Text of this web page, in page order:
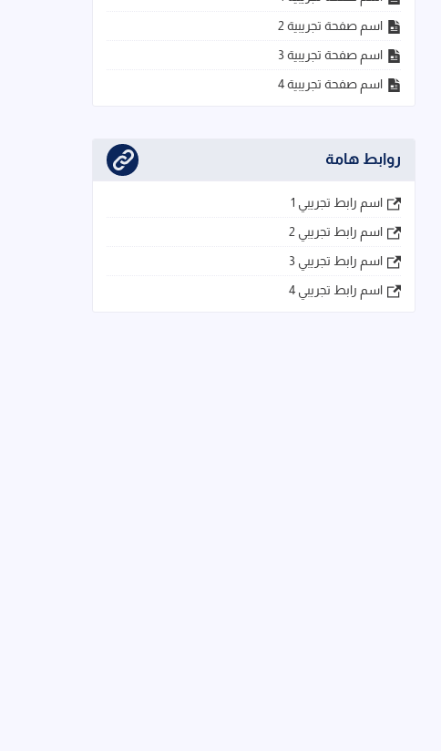
اسم صفحة تجريبية 2
اسم صفحة تجريبية 3
اسم صفحة تجريبية 4
روابط هامة
اسم رابط تجريبي 1
اسم رابط تجريبي 2
اسم رابط تجريبي 3
اسم رابط تجريبي 4